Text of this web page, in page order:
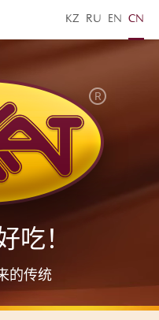
KZ RU EN ZH
吃！
的传统